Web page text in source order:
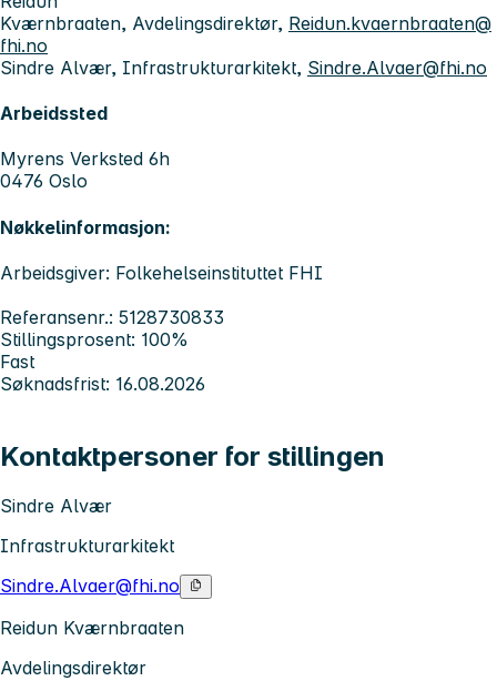
Kværnbraaten, Avdelingsdirektør, Reidun.kvaernbraaten@
fhi.no
Sindre Alvær, Infrastrukturarkitekt, Sindre.Alvaer@fhi.no
Arbeidssted
Myrens Verksted 6h
0476 Oslo
Nøkkelinformasjon:
Arbeidsgiver: Folkehelseinstituttet FHI
Referansenr.: 5128730833
Stillingsprosent: 100%
Fast
Søknadsfrist: 16.08.2026
Kontaktpersoner for stillingen
Sindre Alvær
Infrastrukturarkitekt
Sindre.Alvaer@fhi.no
Reidun Kværnbraaten
Avdelingsdirektør